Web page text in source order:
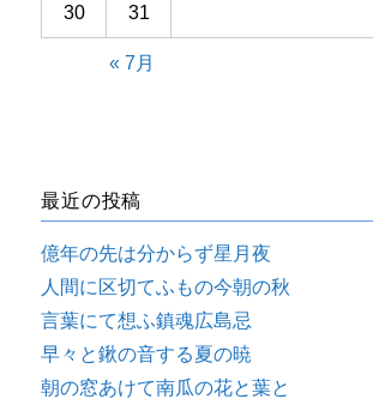
30 31
« 7月
最近の投稿
億年の先は分からず星月夜
人間に区切てふもの今朝の秋
言葉にて想ふ鎮魂広島忌
早々と鍬の音する夏の暁
朝の窓あけて南瓜の花と葉と